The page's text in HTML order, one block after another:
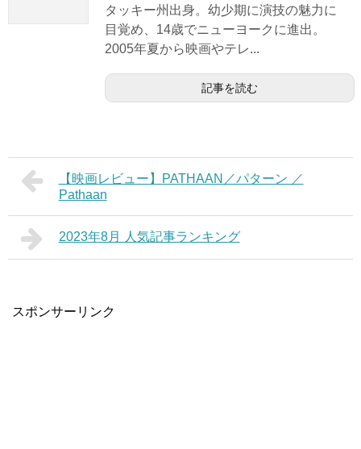
タッキー州出身。幼少期に演技の魅力に
目覚め、14歳でニューヨークに進出。
2005年夏から映画やテレ...
記事を読む
【映画レビュー】PATHAAN／パターン ／
Pathaan
2023年8月 人気記事ランキング
スポンサーリンク